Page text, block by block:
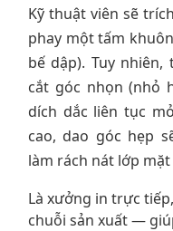
Kỹ thuật viên sẽ
phay một tấm
bế dập). Tuy
cắt góc nhọn (nhỏ
dích dắc liên tục
cao, dao góc hẹp
làm rách nát lớp
Là xưởng in trực
chuỗi sản xuất —